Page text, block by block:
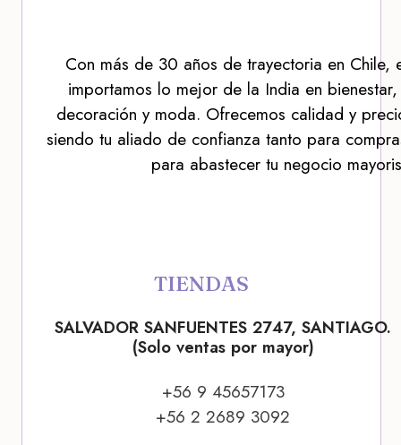
Con más de 30 años de trayectoria en Chile,
importamos lo mejor de la India en
decoración y moda. Ofrecemos calidad y
siendo tu aliado de confianza tanto para
para abastecer tu negocio
TIENDAS
SALVADOR SANFUENTES 2747, SANTIAGO.
(Solo ventas por mayor)
+56 9 45657173
+56 2 2689 3092